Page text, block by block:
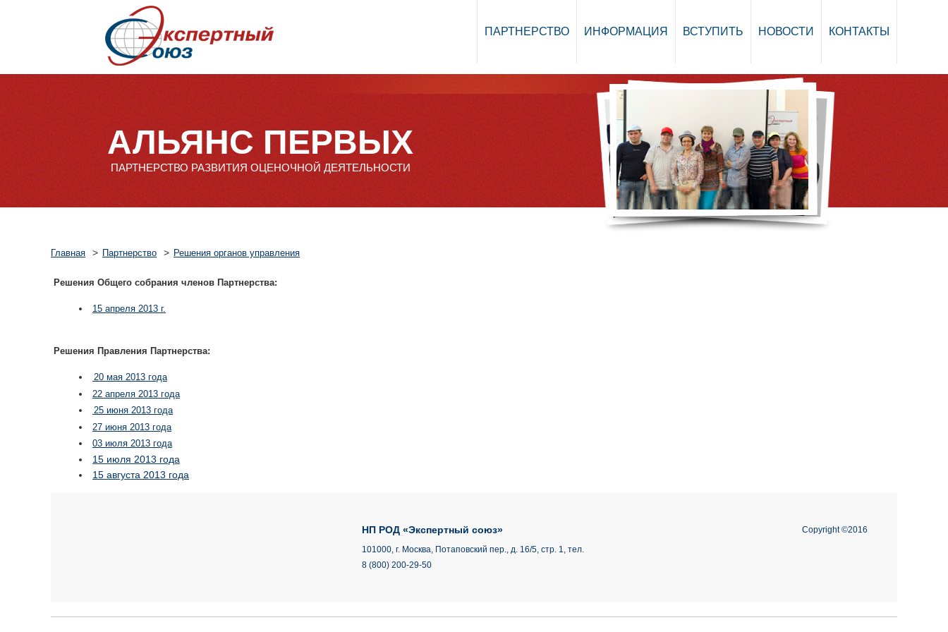
ПАРТНЕРСТВО ИНФОРМАЦИЯ ВСТУПИТЬ НОВОСТИ КОНТАКТЫ
АЛЬЯНС ПЕРВЫХ
ПАРТНЕРСТВО РАЗВИТИЯ ОЦЕНОЧНОЙ ДЕЯТЕЛЬНОСТИ
Главная > Партнерство > Решения органов управления
Решения Общего собрания членов Партнерства:
15 апреля 2013 г.
Решения Правления Партнерства:
20 мая 2013 года
22 апреля 2013 года
25 июня 2013 года
27 июня 2013 года
03 июля 2013 года
15 июля 2013 года
15 августа 2013 года
НП РОД «Экспертный союз»
101000, г. Москва, Потаповский пер., д. 16/5, стр. 1, тел.
8 (800) 200-29-50
Copyright ©2016